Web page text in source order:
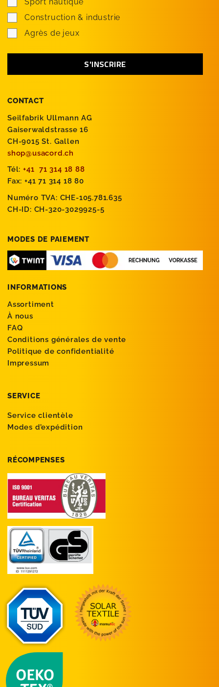
CONTACT
Seilfabrik Ullmann AG
Gaiserwaldstrasse 16
CH-9015 St. Gallen
shop@usacord.ch
Tél: +41 71 314 18 88
Fax: +41 71 314 18 80
Numéro TVA: CHE-105.781.635
CH-ID: CH-320-3029925-5
MODES DE PAIEMENT
INFORMATIONS
Assortiment
À nous
FAQ
Conditions générales de vente
Politique de confidentialité
Impressum
SERVICE
Service clientèle
Modes d’expédition
RÉCOMPENSES
Construction & industrie
Agrès de jeux